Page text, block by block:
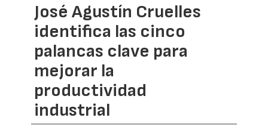
José Agustín Cruelles
identifica las cinco
palancas clave para
mejorar la
productividad
industrial